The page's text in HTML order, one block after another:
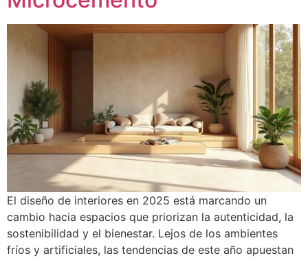
El diseño de interiores en 2025 está marcando un
cambio hacia espacios que priorizan la autenticidad, la
sostenibilidad y el bienestar. Lejos de los ambientes
fríos y artificiales, las tendencias de este año apuestan